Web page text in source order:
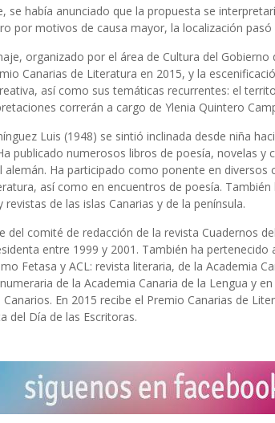
se había anunciado que la propuesta se
por motivos de causa mayor, la localización
organizado por el área de Cultura del Gobierno
Canarias de Literatura en 2015, y la
así como sus temáticas recurrentes: el
correrán a cargo de Ylenia Quintero
Luis (1948) se sintió inclinada desde niña
publicado numerosos libros de poesía, novelas
alemán. Ha participado como ponente en diversos
así como en encuentros de poesía.
revistas de las islas Canarias y de la península.
del comité de redacción de la revista Cuadernos
entre 1999 y 2001. También ha
Fetasa y ACL: revista literaria, de la Academia
de la Academia Canaria de la Lengua y
Canarios. En 2015 recibe el Premio Canarias de
del Día de las Escritoras.